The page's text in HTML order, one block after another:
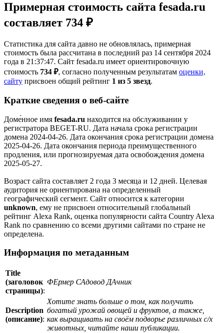
Примерная стоимость сайта fesada.ru
составляет 734 ₽
Статистика для сайта давно не обновлялась, примерная
стоимость была рассчитана в последний раз 14 сентября 2024
года в 21:37:47. Сайт fesada.ru имеет ориентировочную
стоимость 734 ₽, cогласно полученным результатам оценки,
сайту присвоен общий рейтинг 1 из 5 звезд.
Краткие сведения о веб-сайте
Доме́нное имя fesada.ru находится на обслуживании у
регистратора BEGET-RU. Дата начала срока регистрации
домена 2024-04-26. Дата окончания срока регистрации домена
2025-04-26. Дата окончания периода преимущественного
продления, или прогнозируемая дата освобождения домена
2025-05-27.
Возраст сайта составляет 2 года 3 месяца и 12 дней. Целевая
аудитория не ориентирована на определенный
географический сегмент. Сайт относится к категории
unknown, ему не присвоен относительный глобальный
рейтинг Alexa Rank, оценка популярности сайта Country Alexa
Rank по сравнению со всеми другими сайтами по стране не
определена.
Информация по метаданным
Title
(заголовок
страницы):
ФЕрмер САдовод ДАчник
Description
(описание):
Хотите знать больше о том, как получить
богатый урожай овощей и фруктов, а также,
как выращивать на своём подворье различных с/х
животных, читайте наши публикации.